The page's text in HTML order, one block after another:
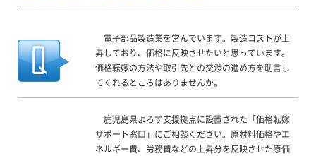
電子部品製造業を営んでいます。製造コストが上
昇しており、価格に反映させたいと思っています。
価格転嫁の方法や取引先との交渉の進め方を助言し
てくれるところはありませんか。
鹿児島県よろず支援拠点に設置された「価格転嫁
サポート窓口」にご相談ください。原材料価格やエ
ネルギー費、労務費などの上昇分を反映させた原価